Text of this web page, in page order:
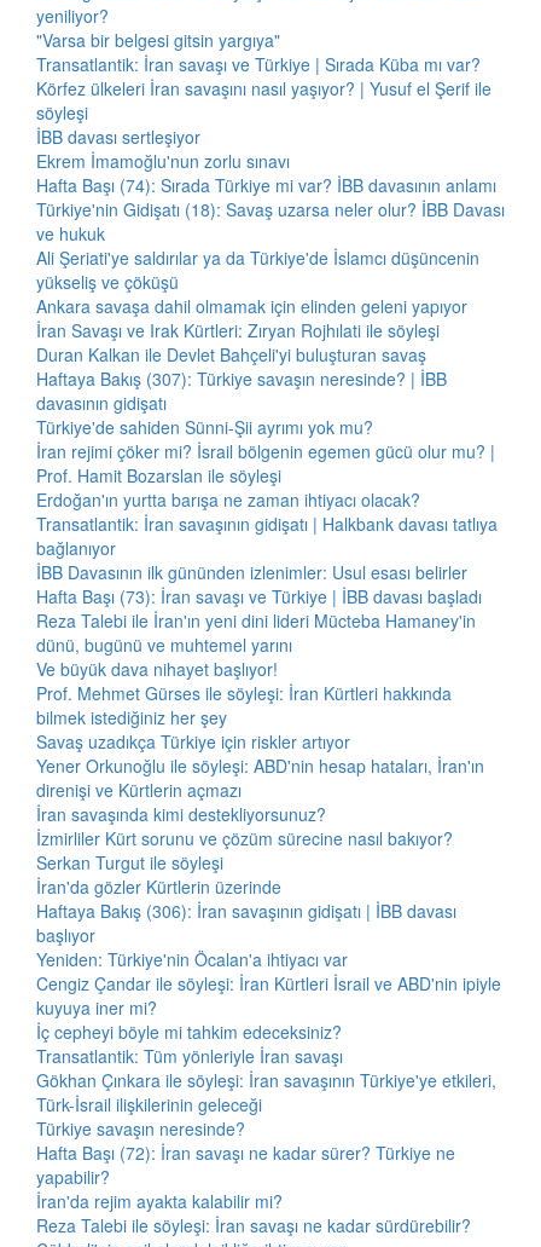
yeniliyor?
"Varsa bir belgesi gitsin yargıya"
Transatlantik: İran savaşı ve Türkiye | Sırada Küba mı var?
Körfez ülkeleri İran savaşını nasıl yaşıyor? | Yusuf el Şerif ile
söyleşi
İBB davası sertleşiyor
Ekrem İmamoğlu'nun zorlu sınavı
Hafta Başı (74): Sırada Türkiye mi var? İBB davasının anlamı
Türkiye'nin Gidişatı (18): Savaş uzarsa neler olur? İBB Davası
ve hukuk
Ali Şeriati'ye saldırılar ya da Türkiye'de İslamcı düşüncenin
yükseliş ve çöküşü
Ankara savaşa dahil olmamak için elinden geleni yapıyor
İran Savaşı ve Irak Kürtleri: Zıryan Rojhılati ile söyleşi
Duran Kalkan ile Devlet Bahçeli'yi buluşturan savaş
Haftaya Bakış (307): Türkiye savaşın neresinde? | İBB
davasının gidişatı
Türkiye'de sahiden Sünni-Şii ayrımı yok mu?
İran rejimi çöker mi? İsrail bölgenin egemen gücü olur mu? |
Prof. Hamit Bozarslan ile söyleşi
Erdoğan'ın yurtta barışa ne zaman ihtiyacı olacak?
Transatlantik: İran savaşının gidişatı | Halkbank davası tatlıya
bağlanıyor
İBB Davasının ilk gününden izlenimler: Usul esası belirler
Hafta Başı (73): İran savaşı ve Türkiye | İBB davası başladı
Reza Talebi ile İran'ın yeni dini lideri Mücteba Hamaney'in
dünü, bugünü ve muhtemel yarını
Ve büyük dava nihayet başlıyor!
Prof. Mehmet Gürses ile söyleşi: İran Kürtleri hakkında
bilmek istediğiniz her şey
Savaş uzadıkça Türkiye için riskler artıyor
Yener Orkunoğlu ile söyleşi: ABD'nin hesap hataları, İran'ın
direnişi ve Kürtlerin açmazı
İran savaşında kimi destekliyorsunuz?
İzmirliler Kürt sorunu ve çözüm sürecine nasıl bakıyor?
Serkan Turgut ile söyleşi
İran'da gözler Kürtlerin üzerinde
Haftaya Bakış (306): İran savaşının gidişatı | İBB davası
başlıyor
Yeniden: Türkiye'nin Öcalan'a ihtiyacı var
Cengiz Çandar ile söyleşi: İran Kürtleri İsrail ve ABD'nin ipiyle
kuyuya iner mi?
İç cepheyi böyle mi tahkim edeceksiniz?
Transatlantik: Tüm yönleriyle İran savaşı
Gökhan Çınkara ile söyleşi: İran savaşının Türkiye'ye etkileri,
Türk-İsrail ilişkilerinin geleceği
Türkiye savaşın neresinde?
Hafta Başı (72): İran savaşı ne kadar sürer? Türkiye ne
yapabilir?
İran'da rejim ayakta kalabilir mi?
Reza Talebi ile söyleşi: İran savaşı ne kadar sürdürebilir?